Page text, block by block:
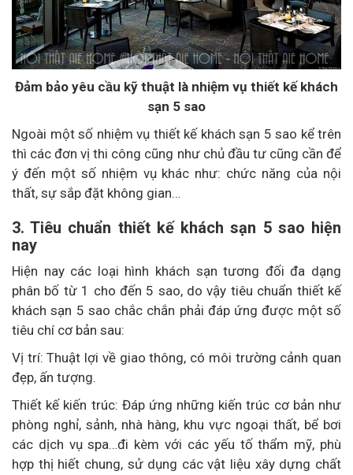
Đảm bảo yêu cầu kỹ thuật là nhiệm vụ thiết kế khách
sạn 5 sao
Ngoài một số nhiệm vụ thiết kế khách sạn 5 sao kể trên
thì các đơn vị thi công cũng như chủ đầu tư cũng cần để
ý đến một số nhiệm vụ khác như: chức năng của nội
thất, sự sắp đặt không gian…
3. Tiêu chuẩn thiết kế khách sạn 5 sao hiện
nay
Hiện nay các loại hình khách sạn tương đối đa dạng
phân bố từ 1 cho đến 5 sao, do vậy tiêu chuẩn thiết kế
khách sạn 5 sao chắc chắn phải đáp ứng được một số
tiêu chí cơ bản sau:
Vị trí: Thuật lợi về giao thông, có môi trường cảnh quan
đẹp, ấn tượng.
Thiết kế kiến trúc: Đáp ứng những kiến trúc cơ bản như
phòng nghỉ, sảnh, nhà hàng, khu vực ngoại thất, bể bơi
các dịch vụ spa…đi kèm với các yếu tố thẩm mỹ, phù
hợp thị hiết chung, sử dụng các vật liệu xây dựng chất